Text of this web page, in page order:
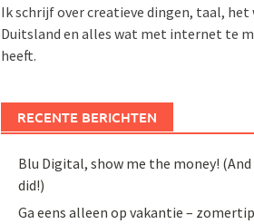
Ik schrijf over creatieve dingen, taal, het
Duitsland en alles wat met internet te
heeft.
RECENTE BERICHTEN
Blu Digital, show me the money!
did!)
Ga eens alleen op vakantie –